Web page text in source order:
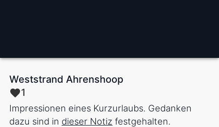
Weststrand Ahrenshoop
1
Impressionen eines Kurzurlaubs. Gedanken
dazu sind in dieser Notiz festgehalten.